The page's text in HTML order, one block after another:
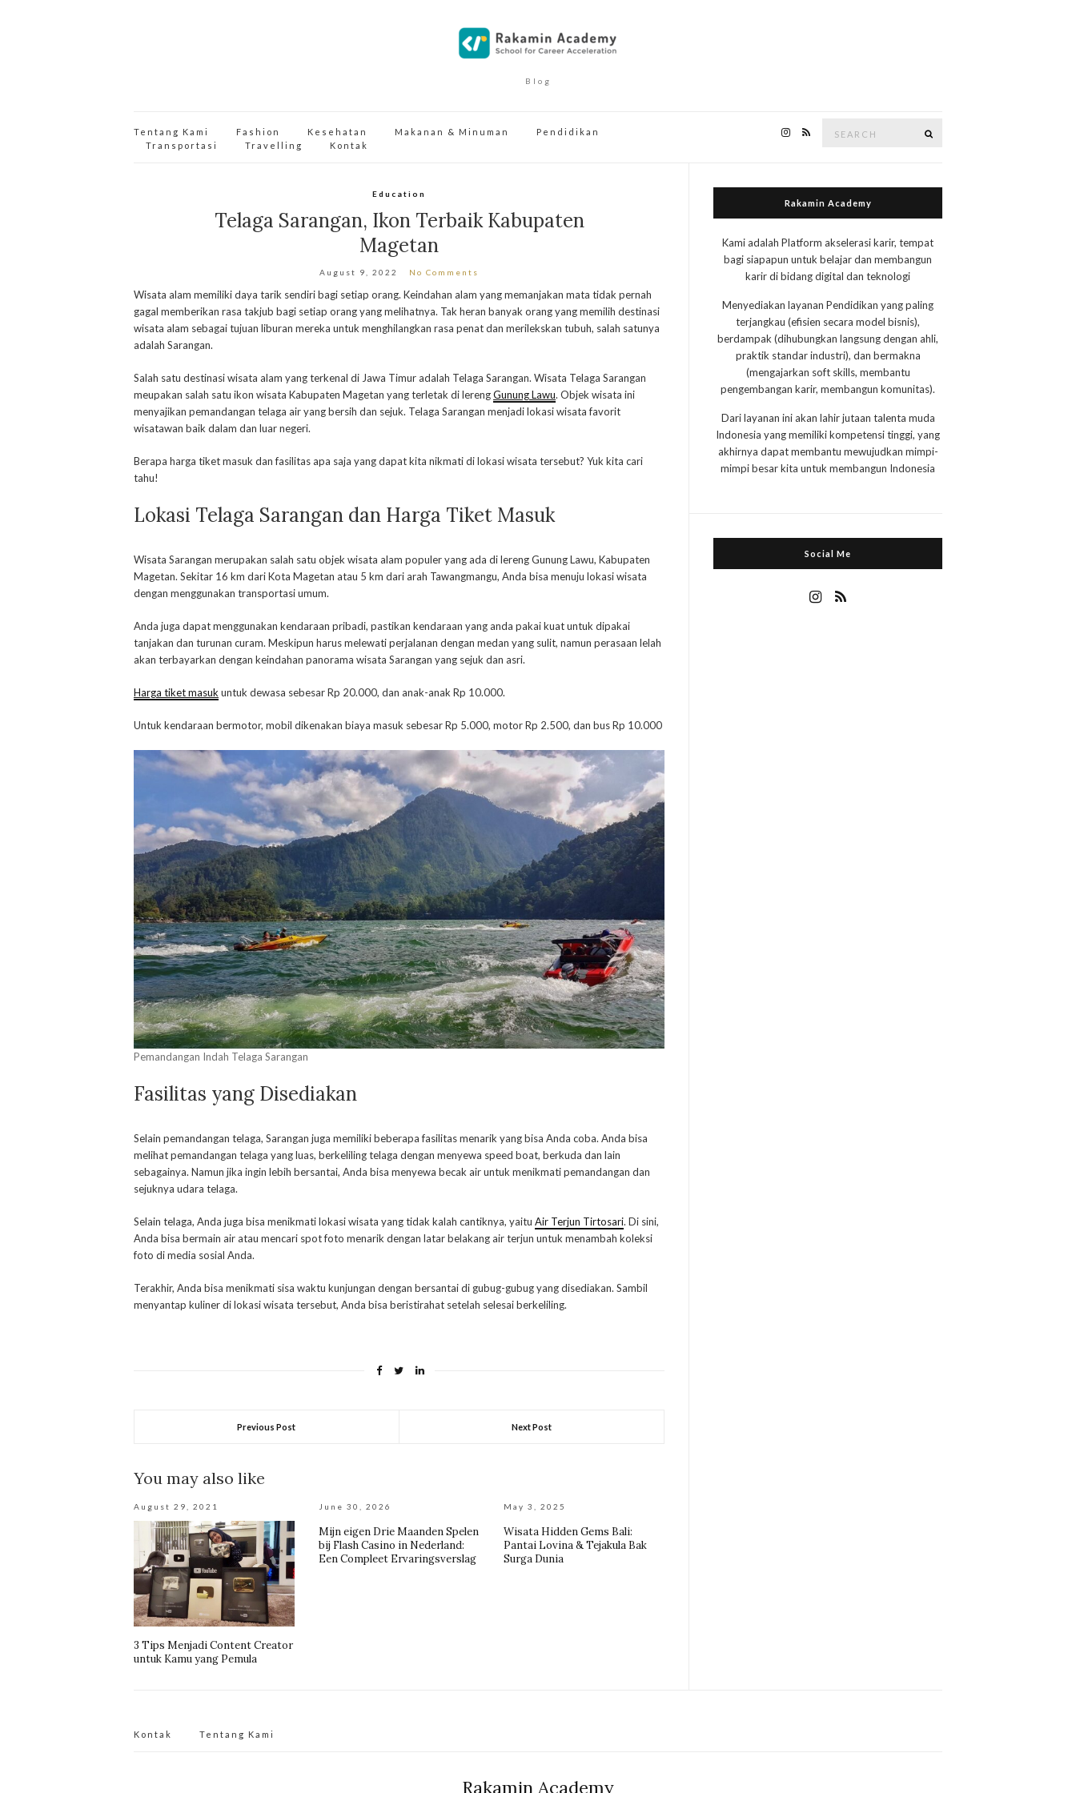
Blog
Tentang Kami Fashion Kesehatan Makanan & Minuman
Pendidikan
Transportasi
Travelling Kontak
Education
Telaga Sarangan, Ikon Terbaik Kabupaten
Magetan
August 9, 2022 No Comments
Wisata alam memiliki daya tarik sendiri bagi setiap orang. Keindahan alam yang memanjakan mata tidak pernah
gagal memberikan rasa takjub bagi setiap orang yang melihatnya. Tak heran banyak orang yang memilih destinasi
wisata alam sebagai tujuan liburan mereka untuk menghilangkan rasa penat dan merilekskan tubuh, salah satunya
adalah Sarangan.
Salah satu destinasi wisata alam yang terkenal di Jawa Timur adalah Telaga Sarangan. Wisata Telaga Sarangan
meupakan salah satu ikon wisata Kabupaten Magetan yang terletak di lerengGunung Lawu. Objek wisata ini
menyajikan pemandangan telaga air yang bersih dan sejuk. Telaga Sarangan menjadi lokasi wisata favorit
wisatawan baik dalam dan luar negeri.
Berapa harga tiket masuk dan fasilitas apa saja yang dapat kita nikmati di lokasi wisata tersebut? Yuk kita cari
tahu!
Lokasi Telaga Sarangan dan Harga Tiket Masuk
Wisata Sarangan merupakan salah satu objek wisata alam populer yang ada di lereng Gunung Lawu, Kabupaten
Magetan. Sekitar 16 km dari Kota Magetan atau 5 km dari arah Tawangmangu, Anda bisa menuju lokasi wisata
dengan menggunakan transportasi umum.
Anda juga dapat menggunakan kendaraan pribadi, pastikan kendaraan yang anda pakai kuat untuk dipakai
tanjakan dan turunan curam. Meskipun harus melewati perjalanan dengan medan yang sulit, namun perasaan lelah
akan terbayarkan dengan keindahan panorama wisata Sarangan yang sejuk dan asri.
Harga tiket masuk untuk dewasa sebesar Rp 20.000, dan anak-anak Rp 10.000.
Untuk kendaraan bermotor, mobil dikenakan biaya masuk sebesar Rp 5.000, motor Rp 2.500, dan bus Rp 10.000
Pemandangan Indah Telaga Sarangan
Fasilitas yang Disediakan
Selain pemandangan telaga, Sarangan juga memiliki beberapa fasilitas menarik yang bisa Anda coba. Anda bisa
melihat pemandangan telaga yang luas, berkeliling telaga dengan menyewa speed boat, berkuda dan lain
sebagainya. Namun jika ingin lebih bersantai, Anda bisa menyewa becak air untuk menikmati pemandangan dan
sejuknya udara telaga.
Selain telaga, Anda juga bisa menikmati lokasi wisata yang tidak kalah cantiknya, yaitu Air Terjun Tirtosari. Di sini,
Anda bisa bermain air atau mencari spot foto menarik dengan latar belakang air terjun untuk menambah koleksi
foto di media sosial Anda.
Terakhir, Anda bisa menikmati sisa waktu kunjungan dengan bersantai di gubug-gubug yang disediakan. Sambil
menyantap kuliner di lokasi wisata tersebut, Anda bisa beristirahat setelah selesai berkeliling.
Previous Post Next Post
You may also like
August 29, 2021
3 Tips Menjadi Content Creator
untuk Kamu yang Pemula
June 30, 2026
Mijn eigen Drie Maanden Spelen
bij Flash Casino in Nederland:
Een Compleet Ervaringsverslag
May 3, 2025
Wisata Hidden Gems Bali:
Pantai Lovina & Tejakula Bak
Surga Dunia
Rakamin Academy
Kami adalah Platform akselerasi karir, tempat
bagi siapapun untuk belajar dan membangun
karir di bidang digital dan teknologi
Menyediakan layanan Pendidikan yang paling
terjangkau (efisien secara model bisnis),
berdampak (dihubungkan langsung dengan ahli,
praktik standar industri), dan bermakna
(mengajarkan soft skills, membantu
pengembangan karir, membangun komunitas).
Dari layanan ini akan lahir jutaan talenta muda
Indonesia yang memiliki kompetensi tinggi, yang
akhirnya dapat membantu mewujudkan mimpi-
mimpi besar kita untuk membangun Indonesia
Social Me
Kontak Tentang Kami
Rakamin Academy